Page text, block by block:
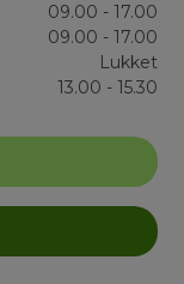
09.00 - 17.00
09.00 - 17.00
Lukket
13.00 - 15.30